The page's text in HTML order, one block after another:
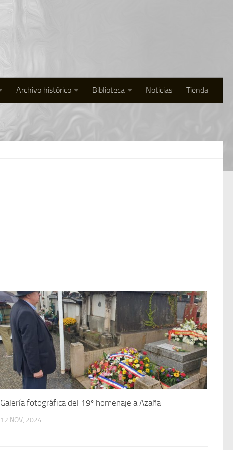
Archivo histórico Biblioteca Noticias Tienda
Galería fotográfica del 19º homenaje a Azaña
12 NOV, 2024